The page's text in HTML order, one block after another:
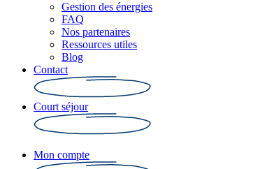
Gestion des énergies
FAQ
Nos partenaires
Ressources utiles
Blog
Contact
Court séjour
Mon compte